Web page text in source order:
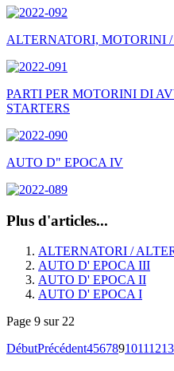
ALTERNATORI, MOTORINI
PARTI PER MOTORINI DI
STARTERS
AUTO D" EPOCA IV
Plus d'articles...
ALTERNATORI /
AUTO D' EPOCA III
AUTO D' EPOCA II
AUTO D' EPOCA I
Page 9 sur 22
DébutPrécédent45678910111213